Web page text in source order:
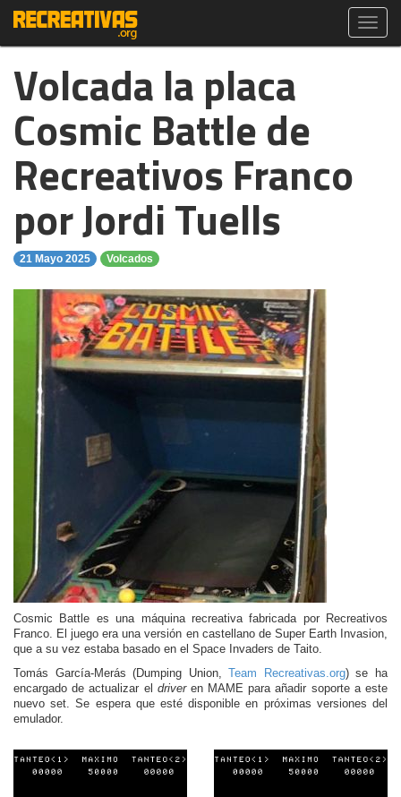
Volcada la placa
Cosmic Battle de
Recreativos Franco
por Jordi Tuells
21 Mayo 2025 Volcados
Cosmic Battle es una máquina recreativa fabricada por Recreativos
Franco. El juego era una versión en castellano de Super Earth Invasion,
que a su vez estaba basado en el Space Invaders de Taito.
Tomás García-Merás (Dumping Union,
Team Recreativas.org) se ha
encargado de actualizar el driveren MAME para añadir soporte a este
nuevo set. Se espera que esté disponible en próximas versiones del
emulador.